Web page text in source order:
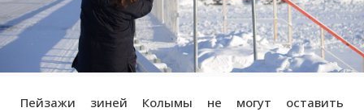
Пейзажи зиней Колымы не могут оставить